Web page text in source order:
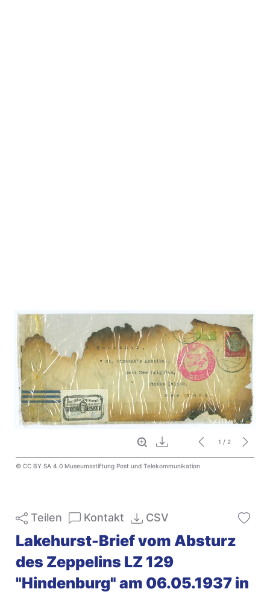
Vollbild Download 1 / 2
© CC BY SA 4.0 Museumsstiftung Post und Telekommunikation
Teilen Kontakt CSV
Lakehurst-Brief vom Absturz
des Zeppelins LZ 129
"Hindenburg" am 06.05.1937 in